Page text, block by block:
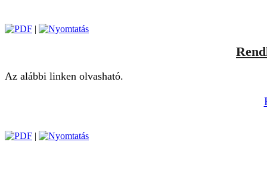
|
Az alábbi linken olvasható.
|